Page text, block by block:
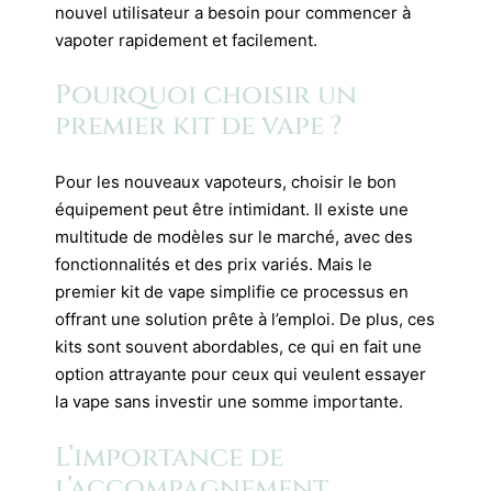
nouvel utilisateur a besoin pour commencer à
vapoter rapidement et facilement.
Pourquoi choisir un
premier kit de vape ?
Pour les nouveaux vapoteurs, choisir le bon
équipement peut être intimidant. Il existe une
multitude de modèles sur le marché, avec des
fonctionnalités et des prix variés. Mais le
premier kit de vape simplifie ce processus en
offrant une solution prête à l’emploi. De plus, ces
kits sont souvent abordables, ce qui en fait une
option attrayante pour ceux qui veulent essayer
la vape sans investir une somme importante.
L’importance de